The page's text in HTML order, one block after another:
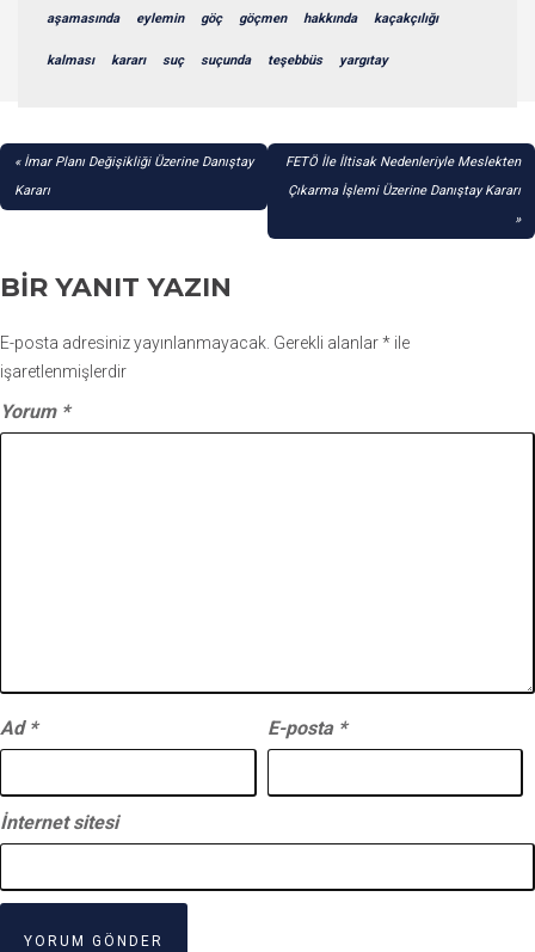
aşamasında eylemin göç göçmen hakkında kaçakçılığı
kalması kararı suç suçunda teşebbüs yargıtay
YAZI
GEZINMESI
İmar Planı Değişikliği Üzerine Danıştay
Kararı
FETÖ İle İltisak Nedenleriyle Meslekten
Çıkarma İşlemi Üzerine Danıştay Kararı
BIR YANIT YAZIN
E-posta adresiniz yayınlanmayacak. Gerekli alanlar* ile
işaretlenmişlerdir
Yorum *
Ad * E-posta *
İnternet sitesi